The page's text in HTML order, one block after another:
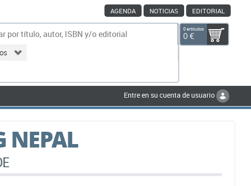
AGENDA NOTICIAS EDITORIAL
0 artículos
0 €
Entre en su cuenta de usuario
NEPAL